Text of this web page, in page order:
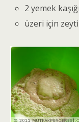
2 yemek
üzeri için